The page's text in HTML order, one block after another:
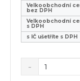
Velkoobchodní
bez DPH
Velkoobchodní
s DPH
s IČ ušetříte s DPH